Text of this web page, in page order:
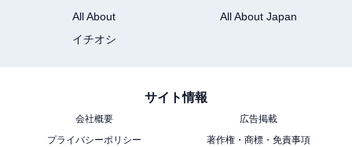
All About
All About Japan
イチオシ
サイト情報
会社概要
広告掲載
プライバシーポリシー
著作権・商標・免責事項